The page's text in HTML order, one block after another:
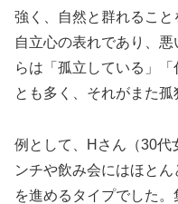
強く、自然と群れるこ
自立心の表れであり、
らは「孤立している」
とも多く、それがまた孤
例として、Hさん（30代
ンチや飲み会にはほと
を進めるタイプでした